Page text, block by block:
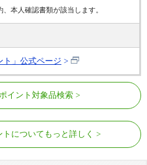
本人確認書類が該当します。
ト」公式ページ
イント対象品検索
についてもっと詳しく